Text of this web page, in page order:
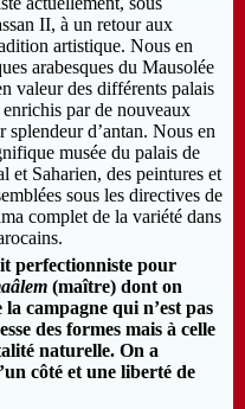
II, à un retour aux
artistique. Nous en
arabesques du Mausolée
valeur des différents palais
par de nouveaux
splendeur d’antan. Nous en
musée du palais de
et Saharien, des peintures et
sous les directives de
complet de la variété dans
perfectionniste pour
(maître) dont on
campagne qui n’est pas
des formes mais à celle
naturelle. On a
côté et une liberté de